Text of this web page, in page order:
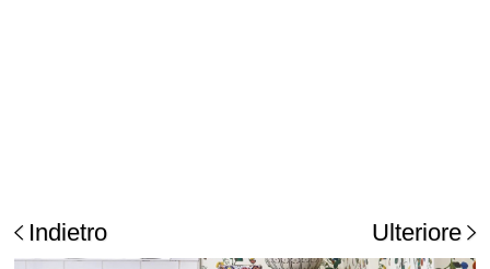
Indietro Ulteriore